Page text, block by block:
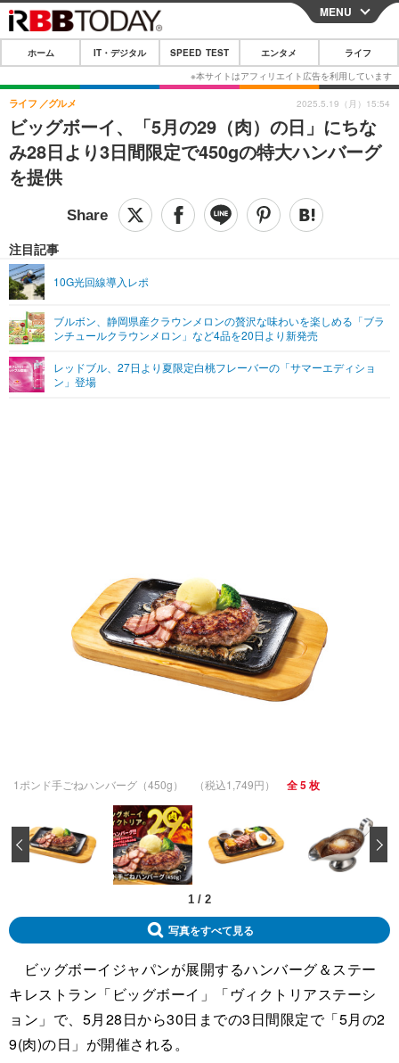
CLOSE
ホーム
IT・デジタル
IT・デジタルTOP スマートフォン
ショッピング その他
SPEED TEST
エンタメ
エンタメTOP 映画・ドラマ
音楽
グラビア ブログ
ペット
その他
リリース一覧
プッシュ通知の停止方法
MENU
ホーム IT・デジタル SPEED TEST エンタメ ライフ
ビッグボーイ、「5月の29（肉）の日」にちな
み28日より3日間限定で450gの特大ハンバーグ
を提供
ライフ グルメ
注目記事
10G光回線導入レポ
ブルボン、静岡県産クラウンメロンの贅沢な味わいを楽しめる「ブラ
ンチュールクラウンメロン」など4品を20日より新発売
レッドブル、27日より夏限定白桃フレーバーの「サマーエディショ
ン」登場
2025.5.19（月）15:54
1ポンド手ごねハンバーグ（450g） （税込1,749円） 全 5 枚
1 / 2
‹
写真をすべて見る
ビッグボーイジャパンが展開するハンバーグ＆ステー
キレストラン「ビッグボーイ」「ヴィクトリアステーシ
ョン」で、5月28日から30日までの3日間限定で「5月の2
9(肉)の日」が開催される。